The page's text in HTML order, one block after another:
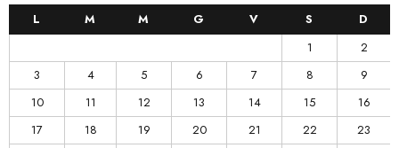
L M M G V S
D
1
2
3
4 5 6 7 8
9
10
11 12 13 14 15
16
17
18 19 20 21 22
23